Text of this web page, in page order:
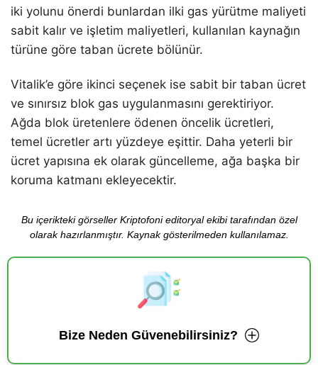
iki yolunu önerdi bunlardan ilki gas yürütme maliyeti
sabit kalır ve işletim maliyetleri, kullanılan kaynağın
türüne göre taban ücrete bölünür.
Vitalik’e göre ikinci seçenek ise sabit bir taban ücret
ve sınırsız blok gas uygulanmasını gerektiriyor.
Ağda blok üretenlere ödenen öncelik ücretleri,
temel ücretler artı yüzdeye eşittir. Daha yeterli bir
ücret yapısına ek olarak güncelleme, ağa başka bir
koruma katmanı ekleyecektir.
Bu içerikteki görseller Kriptofoni editoryal ekibi tarafından özel
olarak hazırlanmıştır. Kaynak gösterilmeden kullanılamaz.
Bize Neden Güvenebilirsiniz?